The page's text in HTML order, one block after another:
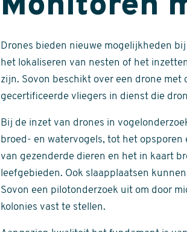
Drones bieden nieuwe mogelijkheden
het lokaliseren van nesten of het
zijn. Sovon beschikt over een drone
gecertificeerde vliegers in dienst die
Bij de inzet van drones in
broed- en watervogels, tot het
van gezenderde dieren en het in kaart
leefgebieden. Ook slaapplaatsen
Sovon een pilotonderzoek uit om door
kolonies vast te stellen.